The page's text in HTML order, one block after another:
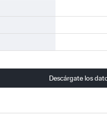
Descárgate los